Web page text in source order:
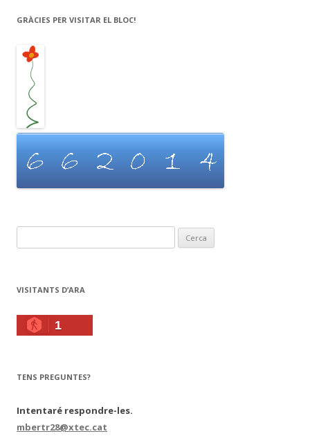
GRÀCIES PER VISITAR EL BLOC!
e
:
VISITANTS D’ARA
1
TENS PREGUNTES?
Intentaré respondre-les.
mbertr28@xtec.cat